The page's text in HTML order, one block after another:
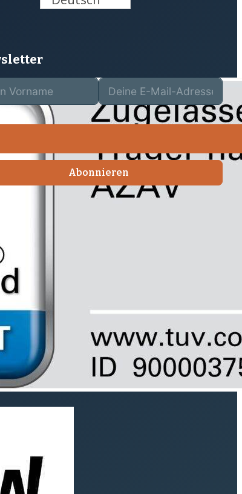
die News für gute Arbeit von SEQUOYA
Abonnieren